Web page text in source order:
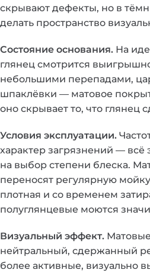
скрывают дефекты, но в
делать пространство
Состояние основания. На
глянец смотрится
небольшими перепадами,
шпаклёвки — матовое
оно скрывает то, что глянец
Условия эксплуатации.
характер загрязнений — всё
на выбор степени блеска.
переносят регулярную
плотная и со временем
полуглянцевые моются
Визуальный эффект.
нейтральный, сдержанный
более активные, визуально